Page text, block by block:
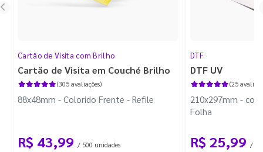
Cartão de Visita com Brilho
Cartão de Visita em Couché Brilho
(305 avaliações)
88x48mm - Colorido Frente - Refile
R$ 43,99 / 500 unidades
DTF
DTF UV
(25
210x297mm -
Folha
R$ 25,99 / 1